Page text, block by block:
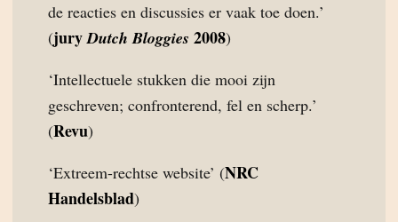
de reacties en discussies er vaak toe doen.’
(juryDutch Bloggies 2008)
‘Intellectuele stukken die mooi zijn
geschreven; confronterend, fel en scherp.’
(Revu)
‘Extreem-rechtse website’ (NRC
Handelsblad)